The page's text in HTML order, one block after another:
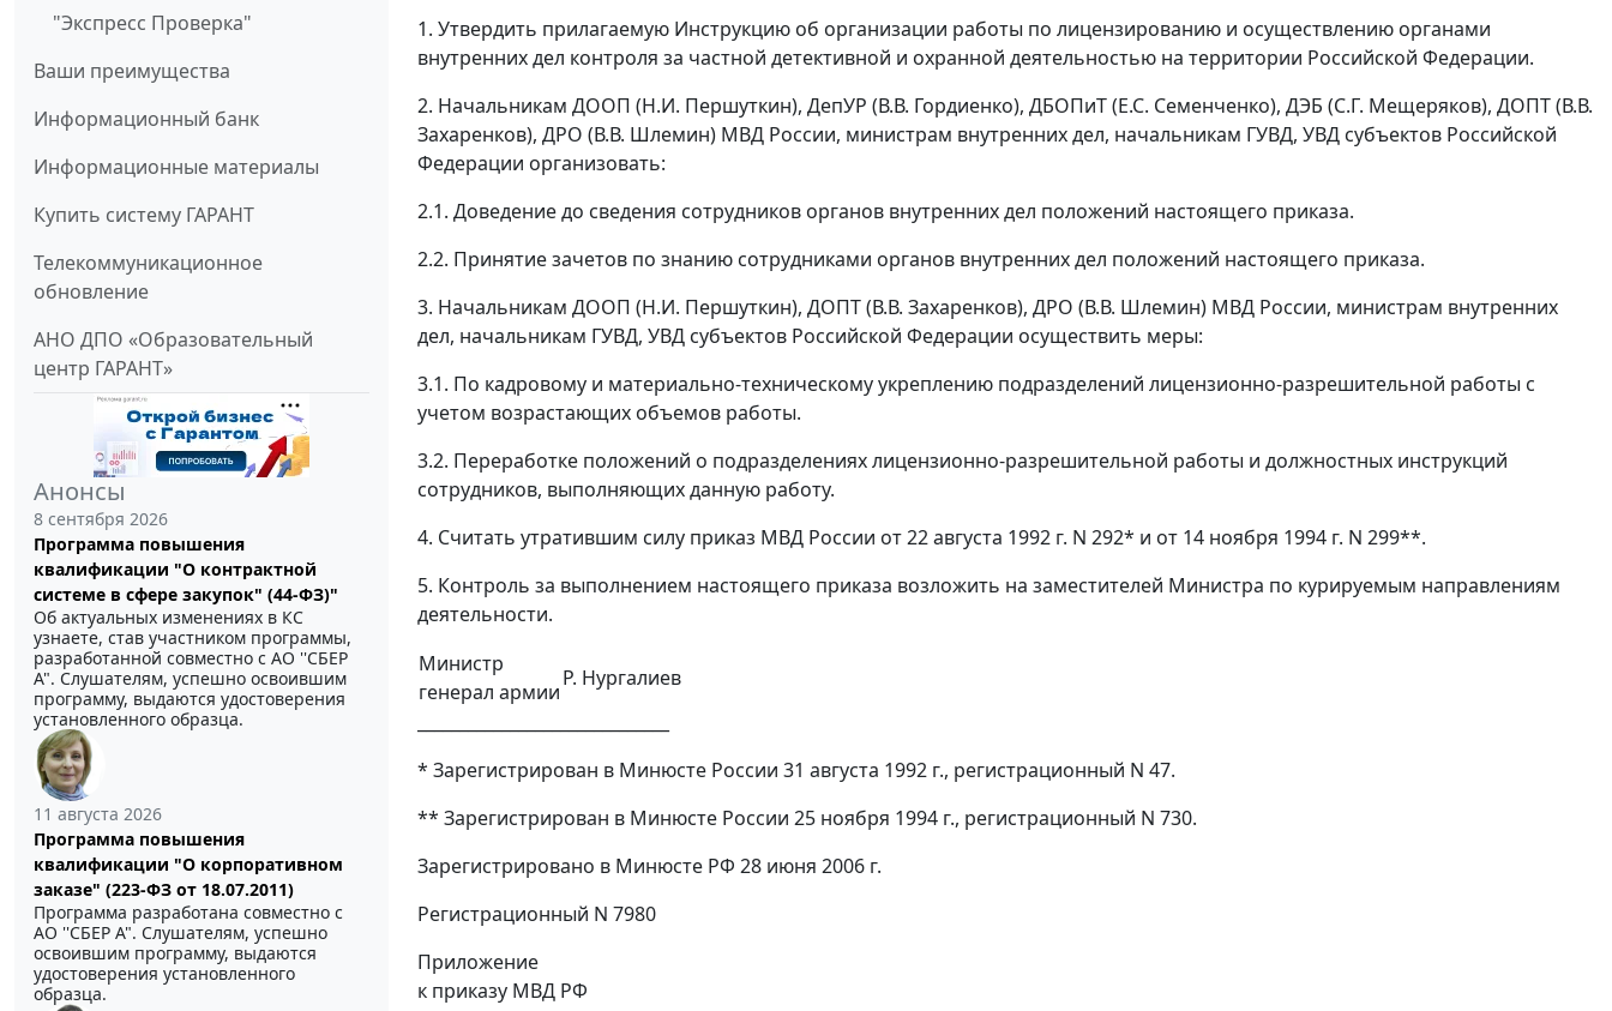
"Экспресс Проверка"
Ваши преимущества
Информационный банк
Информационные материалы
Купить систему ГАРАНТ
Телекоммуникационное
обновление
АНО ДПО «Образовательный
центр ГАРАНТ»
Анонсы
8 сентября 2026
Программа повышения
квалификации "О контрактной
системе в сфере закупок" (44-ФЗ)"
Об актуальных изменениях в КС
узнаете, став участником программы,
разработанной совместно с АО ''СБЕР
А". Слушателям, успешно освоившим
программу, выдаются удостоверения
установленного образца.
11 августа 2026
Программа повышения
квалификации "О корпоративном
заказе" (223-ФЗ от 18.07.2011)
Программа разработана совместно с
АО ''СБЕР А". Слушателям, успешно
освоившим программу, выдаются
удостоверения установленного
образца.
1. Утвердить прилагаемую Инструкцию об организации работы по лицензированию и осуществлению органами
внутренних дел контроля за частной детективной и охранной деятельностью на территории Российской Федерации.
2. Начальникам ДООП (Н.И. Першуткин), ДепУР (В.В. Гордиенко), ДБОПиТ (Е.С. Семенченко), ДЭБ (С.Г. Мещеряков), ДОПТ (В.В.
Захаренков), ДРО (В.В. Шлемин) МВД России, министрам внутренних дел, начальникам ГУВД, УВД субъектов Российской
Федерации организовать:
2.1. Доведение до сведения сотрудников органов внутренних дел положений настоящего приказа.
2.2. Принятие зачетов по знанию сотрудниками органов внутренних дел положений настоящего приказа.
3. Начальникам ДООП (Н.И. Першуткин), ДОПТ (В.В. Захаренков), ДРО (В.В. Шлемин) МВД России, министрам внутренних
дел, начальникам ГУВД, УВД субъектов Российской Федерации осуществить меры:
3.1. По кадровому и материально-техническому укреплению подразделений лицензионно-разрешительной работы с
учетом возрастающих объемов работы.
3.2. Переработке положений о подразделениях лицензионно-разрешительной работы и должностных инструкций
сотрудников, выполняющих данную работу.
4. Считать утратившим силу приказ МВД России от 22 августа 1992 г. N 292* и от 14 ноября 1994 г. N 299**.
5. Контроль за выполнением настоящего приказа возложить на заместителей Министра по курируемым направлениям
деятельности.
Министр
генерал армии
Р. Нургалиев
* Зарегистрирован в Минюсте России 31 августа 1992 г., регистрационный N 47.
** Зарегистрирован в Минюсте России 25 ноября 1994 г., регистрационный N 730.
Зарегистрировано в Минюсте РФ 28 июня 2006 г.
Регистрационный N 7980
Приложение
к приказу МВД РФ